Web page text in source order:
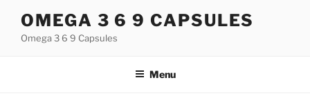
inhoud
OMEGA 3 6 9 CAPSULES
Omega 3 6 9 Capsules
Menu